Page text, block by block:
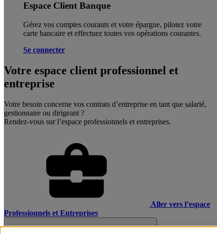
Espace Client Banque
Gérez vos comptes courants et votre épargne, pilotez votre
carte bancaire et effectuez toutes vos opérations courantes.
Se connecter
Votre espace client professionnel et
entreprise
Votre besoin concerne vos contrats d’entreprise en tant que salarié,
gestionnaire ou dirigeant ?
Rendez-vous sur l’espace professionnels et entreprises.
Aller vers l’espace
Professionnels et Entreprises